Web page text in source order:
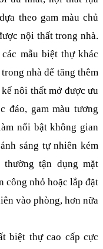
theo gam màu chủ
nội thất trong nhà.
mẫu biệt thự khác
nhà để tăng thêm
nôi thất mở được ưu
đáo, gam màu tương
nổi bật không gian
sáng tự nhiên kém
tận dụng mặt
công nhỏ hoặc lắp đặt
vào phòng, hơn nữa
biệt thự cao cấp cực